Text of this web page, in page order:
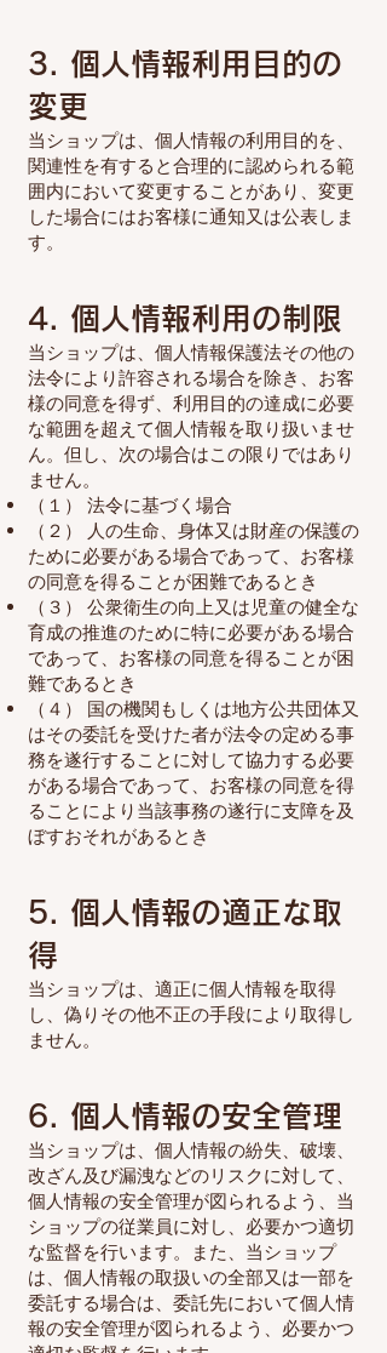
3. 個人情報利用目的の
変更
当ショップは、個人情報の利用目的を、
関連性を有すると合理的に認められる範
囲内において変更することがあり、変更
した場合にはお客様に通知又は公表しま
す。
4. 個人情報利用の制限
当ショップは、個人情報保護法その他の
法令により許容される場合を除き、お客
様の同意を得ず、利用目的の達成に必要
な範囲を超えて個人情報を取り扱いませ
ん。但し、次の場合はこの限りではあり
ません。
（１） 法令に基づく場合
（２） 人の生命、身体又は財産の保護の
ために必要がある場合であって、お客様
の同意を得ることが困難であるとき
（３） 公衆衛生の向上又は児童の健全な
育成の推進のために特に必要がある場合
であって、お客様の同意を得ることが困
難であるとき
（４） 国の機関もしくは地方公共団体又
はその委託を受けた者が法令の定める事
務を遂行することに対して協力する必要
がある場合であって、お客様の同意を得
ることにより当該事務の遂行に支障を及
ぼすおそれがあるとき
5. 個人情報の適正な取
得
当ショップは、適正に個人情報を取得
し、偽りその他不正の手段により取得し
ません。
6. 個人情報の安全管理
当ショップは、個人情報の紛失、破壊、
改ざん及び漏洩などのリスクに対して、
個人情報の安全管理が図られるよう、当
ショップの従業員に対し、必要かつ適切
な監督を行います。また、当ショップ
は、個人情報の取扱いの全部又は一部を
委託する場合は、委託先において個人情
報の安全管理が図られるよう、必要かつ